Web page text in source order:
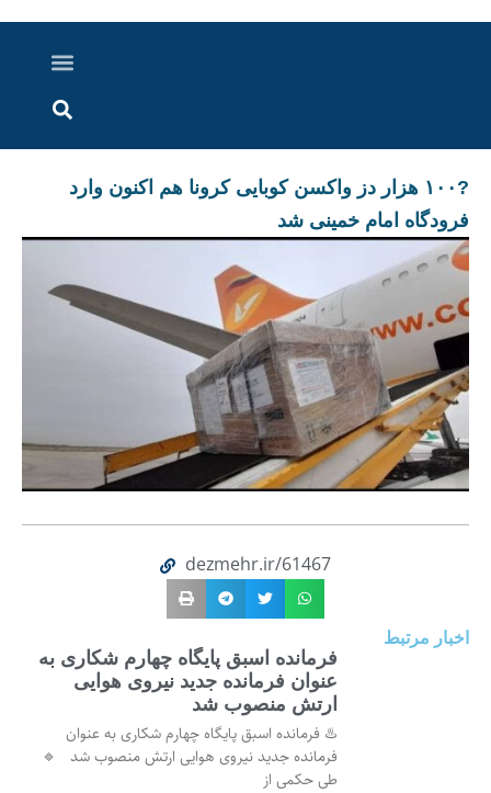
?۱۰۰ هزار دز واکسن کوبایی کرونا هم اکنون وارد
فرودگاه امام خمینی شد
dezmehr.ir/61467
اخبار مرتبط
فرمانده اسبق پایگاه چهارم شکاری به
عنوان فرمانده جدید نیروی هوایی
ارتش منصوب شد
♨️ فرمانده اسبق پایگاه چهارم شکاری به عنوان
فرمانده جدید نیروی هوایی ارتش منصوب شد 🔹
طی حکمی از